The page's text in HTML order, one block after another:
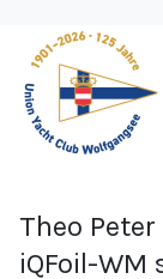
Theo
iQFoil-WM